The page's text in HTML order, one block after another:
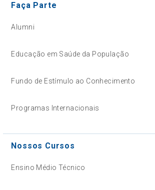
Faça Parte
Alumni
Educação em Saúde da População
Fundo de Estímulo ao Conhecimento
Programas Internacionais
Nossos Cursos
Ensino Médio Técnico